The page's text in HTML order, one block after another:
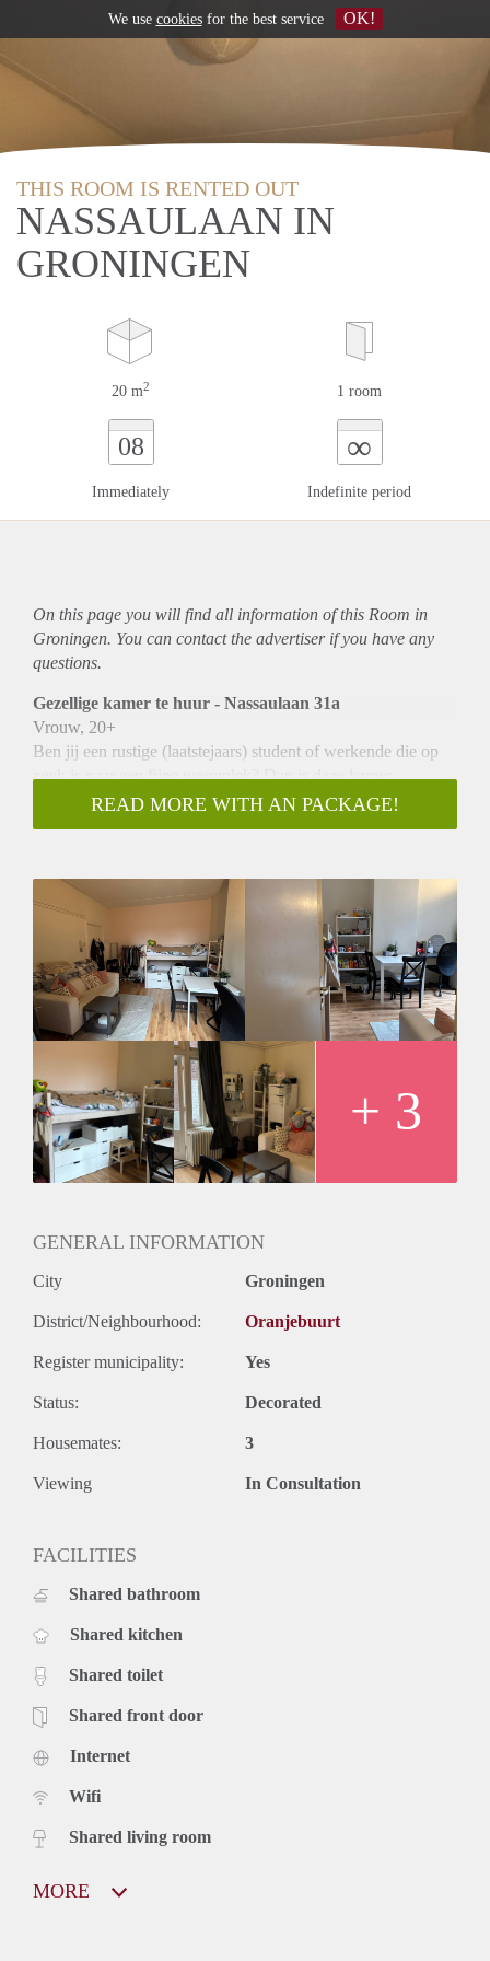
THIS ROOM IS RENTED OUT
NASSAULAAN IN
GRONINGEN
20 m2 1 room
08
Immediately
∞
Indefinite period
On this page you will find all information of this Room in
Groningen. You can contact the advertiser if you have any
questions.
Gezellige kamer te huur - Nassaulaan 31a
Vrouw, 20+
Ben jij een rustige (laatstejaars) student of werkende die op
zoek is naar een fijne woonplek? Dan is deze kamer
misschien iets voor jou!
Wat we zoeken:
Belangrijk om te weten:
Sommige huisgenoten staan vroeg
op, daarom is rust en rekening houden met elkaar essentieel.
Als jij zelf ook een kalme levensstijl hebt, dan past dit prima!
Praktische informatie:
Keuken en toilet deel je met één andere huisgenoot
Douche wordt gedeeld met alle bewoners
Locatie: Nassaulaan 31a
Wie zijn wij:
Wij zijn de theeleuters van Nassaulaan, een
huis dat van een ontspannen sfeer houdt, waar iedereen zijn
eigen ruimte heeft maar we ook graag samen een gezellig
moment delen.
Herken jij jezelf hierin? Neem dan contact op voor meer
READ MORE WITH AN PACKAGE!
+ 3
GENERAL INFORMATION
City Groningen
District/Neighbourhood: Oranjebuurt
Register municipality: Yes
Status: Decorated
Housemates: 3
Viewing In Consultation
FACILITIES
Shared bathroom
Shared kitchen
Shared toilet
Shared front door
Internet
Wifi
Shared living room
MORE
We use cookiesfor the best service OK!